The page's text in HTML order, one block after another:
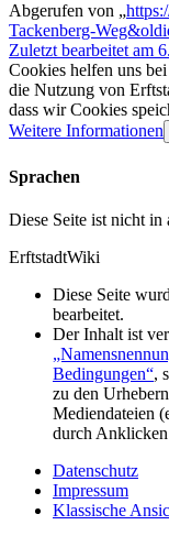
Abgerufen von „
Tackenberg-
Zuletzt bearbeitet am
Cookies helfen uns
die Nutzung von
dass wir Cookies
Weitere Informationen
Sprachen
Diese Seite ist nicht in
ErftstadtWiki
Diese Seite
bearbeitet.
Der Inhalt ist
Bedingungen“,
zu den
Mediendateien
durch
Datenschutz
Impressum
Klassische